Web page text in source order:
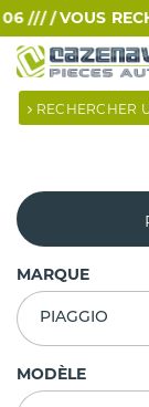
/// / VOUS
RECHERCHER
MARQUE
PIAGGIO
MODÈLE